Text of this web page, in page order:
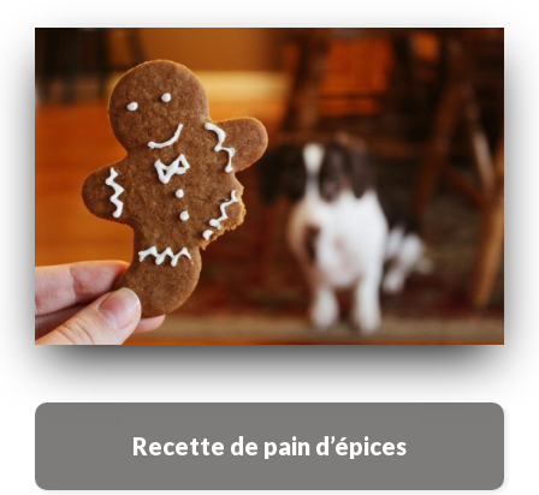
Recette de pain d’épices